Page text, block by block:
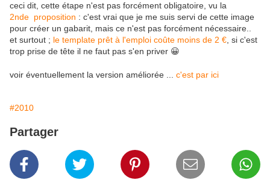
ceci dit, cette étape n'est pas forcément obligatoire, vu la
2nde proposition : c'est vrai que je me suis servi de cette image
pour créer un gabarit, mais ce n'est pas forcément nécessaire..
et surtout ; le template prêt à l'emploi coûte moins de 2 € , si c'est
trop prise de tête il ne faut pas s'en priver 😀
voir éventuellement la version améliorée ... c'est par ici
#2010
Partager